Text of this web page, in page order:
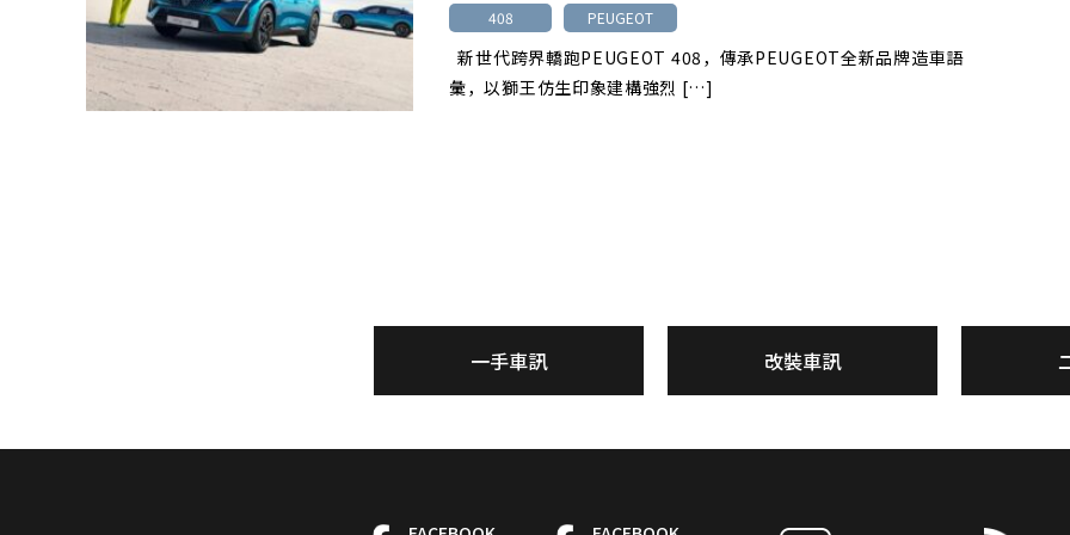
408 PEUGEOT
新世代跨界轎跑PEUGEOT 408，傳承PEUGEOT全新品牌造車語
彙，以獅王仿生印象建構強烈 […]
一手車訊 改裝車訊